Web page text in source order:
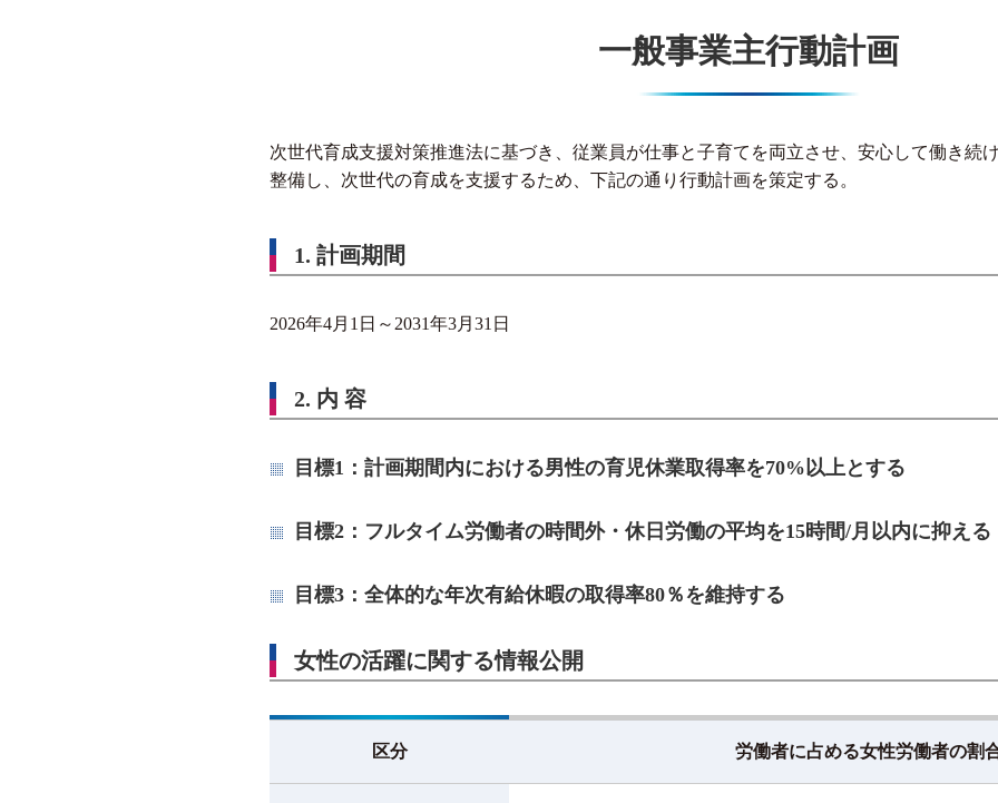
一般事業主行動計画
次世代育成支援対策推進法に基づき、従業員が仕事と子育てを両立させ、安心して働き続
整備し、次世代の育成を支援するため、下記の通り行動計画を策定する。
1. 計画期間
2026年4月1日～2031年3月31日
2. 内 容
目標1：計画期間内における男性の育児休業取得率を70%以上とする
目標2：フルタイム労働者の時間外・休日労働の平均を15時間/月以内に抑える
目標3：全体的な年次有給休暇の取得率80％を維持する
女性の活躍に関する情報公開
区分 労働者に占める女性労働者の割